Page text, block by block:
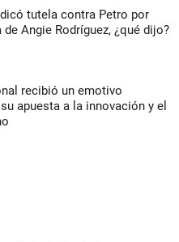
tutela contra Petro por
Angie Rodríguez, ¿qué dijo?
recibió un emotivo
apuesta a la innovación y el